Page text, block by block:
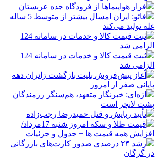
فرار هواپیماها از فرودگاه جده عربستان
فائو: ایران امسال بیشتر از متوسط 5 ساله
غله تولید می‌کند
ثبت قیمت کالا و خدمات در سامانه 124
الزامی شد
ثبت قیمت کالا و خدمات در سامانه 124
الزامی شد
آغاز پیش‌فروش بلیت بازگشت زائران دهه
پایانی صفر از امروز
اژه‌ای: خبرنگار متعهد، هم‌سنگر رزمندگان
پشت لانچر است
تأیید ربایش و قتل حمیدرضا رجب‌زاده
قیمت طلا و سکه امروز شنبه 17مرداد/
افزایش همه قیمت ها + جدول و جزئیات
رشد ۲۴ درصدی صدور کارت‌های بازرگانی
در گرگان